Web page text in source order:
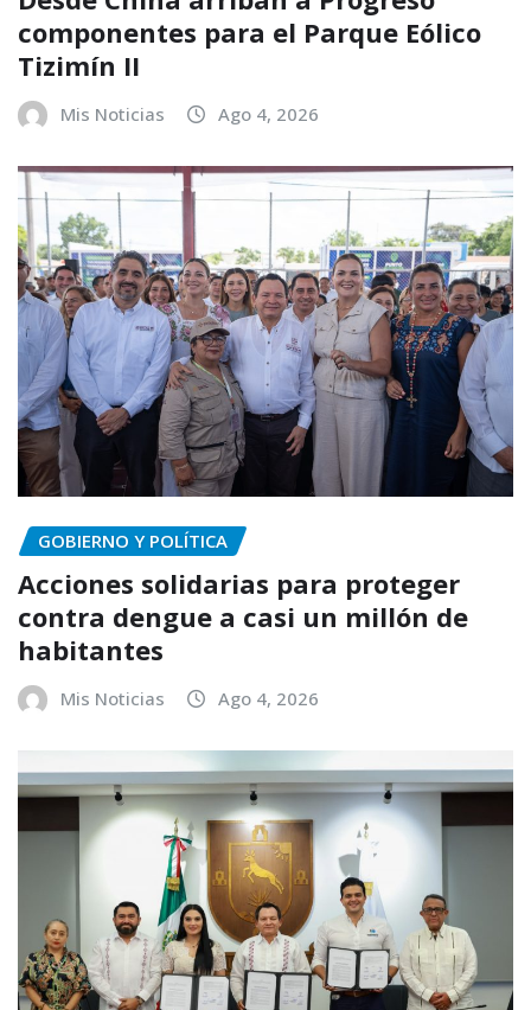
componentes para el Parque Eólico
Tizimín II
Mis Noticias Ago 4, 2026
GOBIERNO Y POLÍTICA
Acciones solidarias para proteger
contra dengue a casi un millón de
habitantes
Mis Noticias Ago 4, 2026